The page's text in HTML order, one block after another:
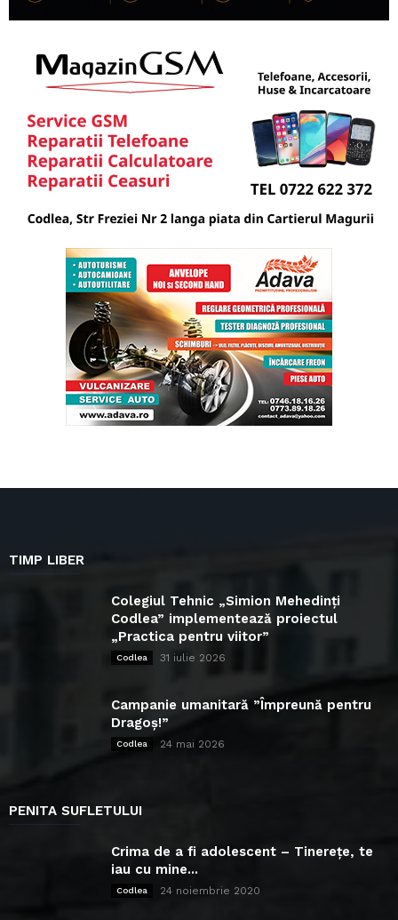
TIMP LIBER
Colegiul Tehnic „Simion Mehedinți
Codlea” implementează proiectul
„Practica pentru viitor”
Codlea 31 iulie 2026
Campanie umanitară ”Împreună pentru
Dragoș!”
Codlea 24 mai 2026
PENITA SUFLETULUI
Crima de a fi adolescent – Tinerețe, te
iau cu mine...
Codlea 24 noiembrie 2020